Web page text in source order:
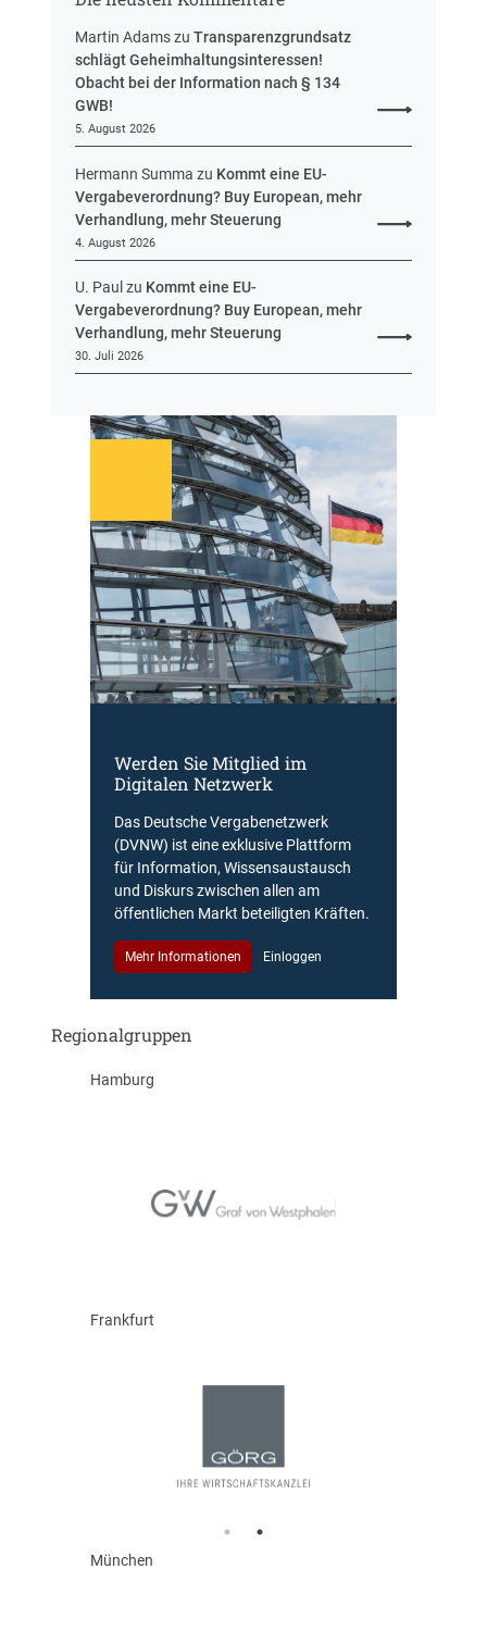
Martin AdamszuTransparenzgrundsatz
schlägt Geheimhaltungsinteressen!
Obacht bei der Information nach § 134
GWB!
5. August 2026
Hermann Summa zu Kommt eine EU-
Vergabeverordnung? Buy European, mehr
Verhandlung, mehr Steuerung
4. August 2026
U. Paul zu Kommt eine EU-
Vergabeverordnung? Buy European, mehr
Verhandlung, mehr Steuerung
30. Juli 2026
Werden Sie Mitglied im
Digitalen Netzwerk
Das Deutsche Vergabenetzwerk
(DVNW) ist eine exklusive Plattform
für Information, Wissensaustausch
und Diskurs zwischen allen am
öffentlichen Markt beteiligten Kräften.
Mehr Informationen Einloggen
Regionalgruppen
Hamburg
Frankfurt
München